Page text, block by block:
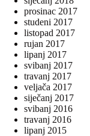
prosinac 2017
studeni 2017
listopad 2017
rujan 2017
lipanj 2017
svibanj 2017
travanj 2017
veljača 2017
siječanj 2017
svibanj 2016
travanj 2016
lipanj 2015